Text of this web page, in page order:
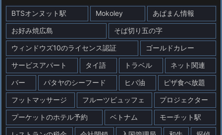
BTSオンヌット駅 Mokoley あぱまん情報
お好み焼広島 そば切り五の字
ウィンドウズ10のライセンス認証 ゴールドカレー
サービスアパート タイ語 トラベル ネット関連
バー パタヤのシーフード ヒバ油 ピザ食べ放題
フットマッサージ フルーツビュッフェ プロジェクター
プーケットのホテル予約 ベトナム モーチット駅